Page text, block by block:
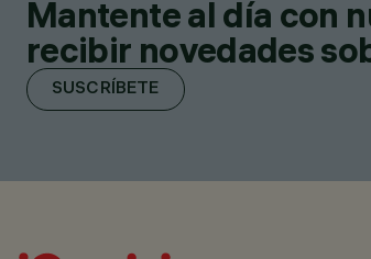
Mantente al día con
recibir novedades
SUSCRÍBETE